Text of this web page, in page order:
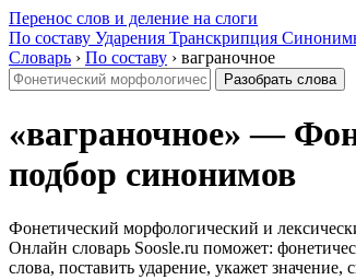
Перенос слов и деление на слоги
По составу Ударения Транскрипция
Словарь › По составу › ваграночное
Разобрать слова
«ваграночное» —
подбор синонимов
Фонетический морфологический и
Онлайн словарь Soosle.ru поможет:
слова, поставить ударение, укажет